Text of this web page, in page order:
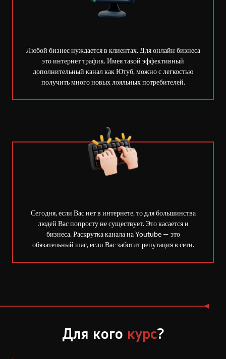
Любой бизнес нуждается в клиентах. Для онлайн бизнеса
это интернет трафик. Имея такой эффективный
дополнительный канал как Ютуб, можно с легкостью
получить много новых лояльных потребителей.
Сегодня, если Вас нет в интернете, то для большинства
людей Вас попросту не существует. Это касается и
бизнеса. Раскрутка канала на Youtube — это
обязательный шаг, если Вас заботит репутация в сети.
Для кого курс?